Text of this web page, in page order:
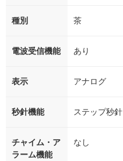
種別 茶
電波受信機能 あり
表示 アナログ
秒針機能 ステップ秒針
チャイム・ア
ラーム機能
なし